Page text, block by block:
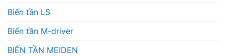
Biến tần LS
Biến tần M-driver
BIẾN TẦN MEIDEN